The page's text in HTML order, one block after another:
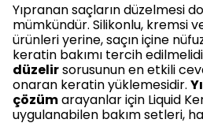
Yıpranan saçların düzelmesi
mümkündür. Silikonlu, kremsi
ürünleri yerine, saçın içine
keratin bakımı tercih
düzelirsorusunun en etkili
onaran keratin yüklemesidir.
çözümarayanlar için Liquid
uygulanabilen bakım setleri,